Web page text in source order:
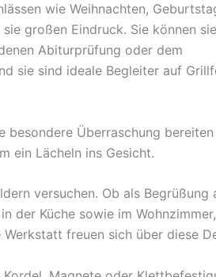
wie Weihnachten,
großen Eindruck. Sie können
Abiturprüfung oder dem
sie sind ideale Begleiter auf
besondere Überraschung
ein Lächeln ins Gesicht.
versuchen. Ob als Begrüßung
der Küche sowie im Wohnzimmer,
freuen sich über diese